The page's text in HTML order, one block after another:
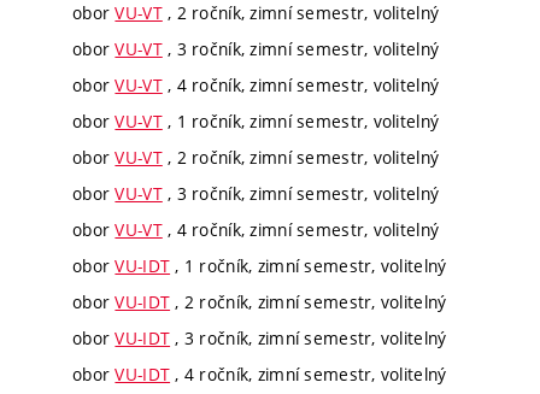
oborVU-VT, 2 ročník, zimní semestr, volitelný
oborVU-VT, 3 ročník, zimní semestr, volitelný
oborVU-VT, 4 ročník, zimní semestr, volitelný
oborVU-VT, 1 ročník, zimní semestr, volitelný
oborVU-VT, 2 ročník, zimní semestr, volitelný
oborVU-VT, 3 ročník, zimní semestr, volitelný
oborVU-VT, 4 ročník, zimní semestr, volitelný
oborVU-IDT , 1 ročník, zimní semestr, volitelný
oborVU-IDT , 2 ročník, zimní semestr, volitelný
oborVU-IDT , 3 ročník, zimní semestr, volitelný
oborVU-IDT , 4 ročník, zimní semestr, volitelný